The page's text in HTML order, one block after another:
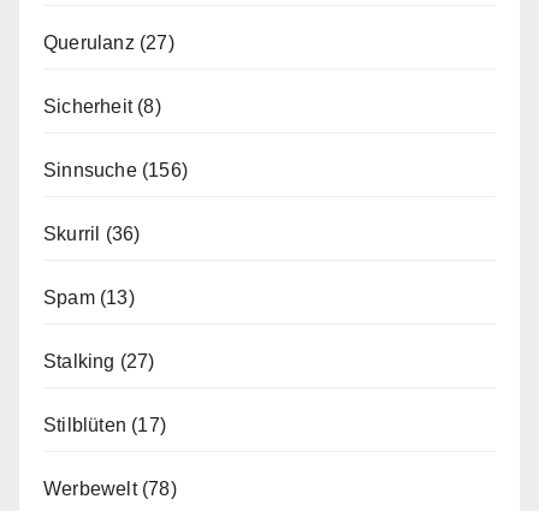
Querulanz (27)
Sicherheit(8)
Sinnsuche(156)
Skurril (36)
Spam(13)
Stalking (27)
Stilblüten (17)
Werbewelt(78)